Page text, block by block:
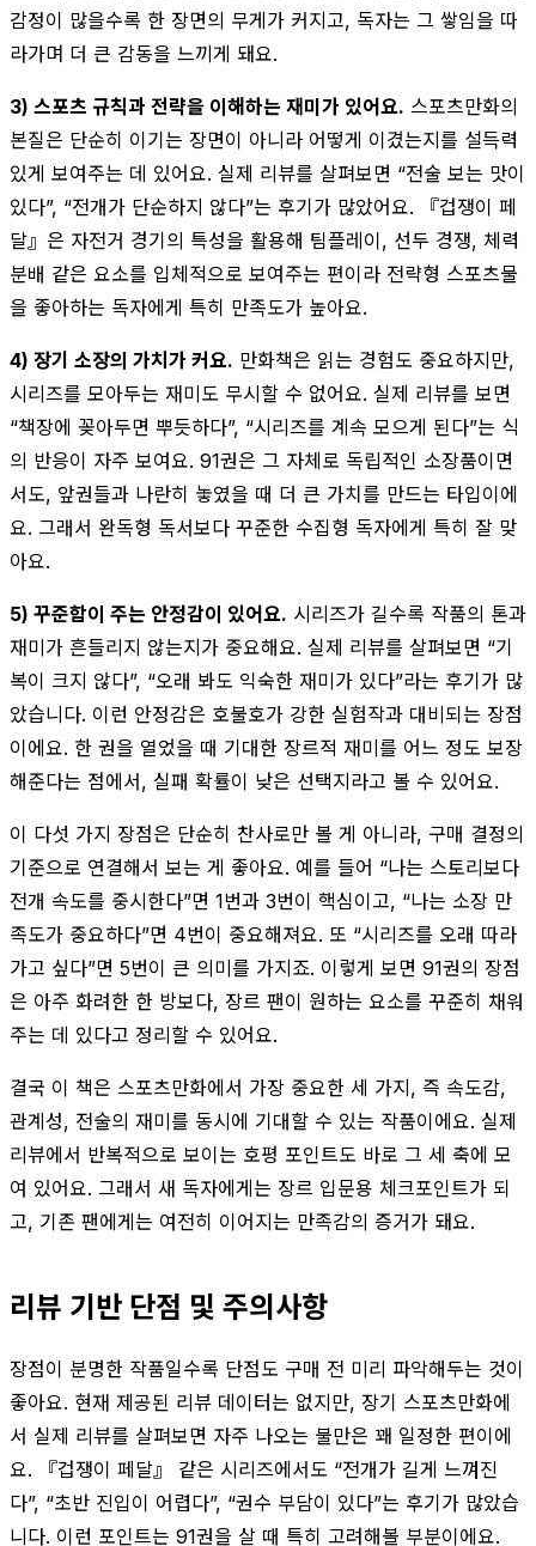
감정이 많을수록 한 장면의 무게가 커지고, 독자는 그 쌓임을 따
라가며 더 큰 감동을 느끼게 돼요.
3) 스포츠 규칙과 전략을 이해하는 재미가 있어요. 스포츠만화의
본질은 단순히 이기는 장면이 아니라 어떻게 이겼는지를 설득력
있게 보여주는 데 있어요. 실제 리뷰를 살펴보면 “전술 보는 맛이
있다”, “전개가 단순하지 않다”는 후기가 많았어요. 『겁쟁이 페
달』은 자전거 경기의 특성을 활용해 팀플레이, 선두 경쟁, 체력
분배 같은 요소를 입체적으로 보여주는 편이라 전략형 스포츠물
을 좋아하는 독자에게 특히 만족도가 높아요.
4) 장기 소장의 가치가 커요. 만화책은 읽는 경험도 중요하지만,
시리즈를 모아두는 재미도 무시할 수 없어요. 실제 리뷰를 보면
“책장에 꽂아두면 뿌듯하다”, “시리즈를 계속 모으게 된다”는 식
의 반응이 자주 보여요. 91권은 그 자체로 독립적인 소장품이면
서도, 앞권들과 나란히 놓였을 때 더 큰 가치를 만드는 타입이에
요. 그래서 완독형 독서보다 꾸준한 수집형 독자에게 특히 잘 맞
아요.
5) 꾸준함이 주는 안정감이 있어요. 시리즈가 길수록 작품의 톤과
재미가 흔들리지 않는지가 중요해요. 실제 리뷰를 살펴보면 “기
복이 크지 않다”, “오래 봐도 익숙한 재미가 있다”라는 후기가 많
았습니다. 이런 안정감은 호불호가 강한 실험작과 대비되는 장점
이에요. 한 권을 열었을 때 기대한 장르적 재미를 어느 정도 보장
해준다는 점에서, 실패 확률이 낮은 선택지라고 볼 수 있어요.
이 다섯 가지 장점은 단순히 찬사로만 볼 게 아니라, 구매 결정의
기준으로 연결해서 보는 게 좋아요. 예를 들어 “나는 스토리보다
전개 속도를 중시한다”면 1번과 3번이 핵심이고, “나는 소장 만
족도가 중요하다”면 4번이 중요해져요. 또 “시리즈를 오래 따라
가고 싶다”면 5번이 큰 의미를 가지죠. 이렇게 보면 91권의 장점
은 아주 화려한 한 방보다, 장르 팬이 원하는 요소를 꾸준히 채워
주는 데 있다고 정리할 수 있어요.
결국 이 책은 스포츠만화에서 가장 중요한 세 가지, 즉 속도감,
관계성, 전술의 재미를 동시에 기대할 수 있는 작품이에요. 실제
리뷰에서 반복적으로 보이는 호평 포인트도 바로 그 세 축에 모
여 있어요. 그래서 새 독자에게는 장르 입문용 체크포인트가 되
고, 기존 팬에게는 여전히 이어지는 만족감의 증거가 돼요.
리뷰 기반 단점 및 주의사항
장점이 분명한 작품일수록 단점도 구매 전 미리 파악해두는 것이
좋아요. 현재 제공된 리뷰 데이터는 없지만, 장기 스포츠만화에
서 실제 리뷰를 살펴보면 자주 나오는 불만은 꽤 일정한 편이에
요. 『겁쟁이 페달』 같은 시리즈에서도 “전개가 길게 느껴진
다”, “초반 진입이 어렵다”, “권수 부담이 있다”는 후기가 많았습
니다. 이런 포인트는 91권을 살 때 특히 고려해볼 부분이에요.